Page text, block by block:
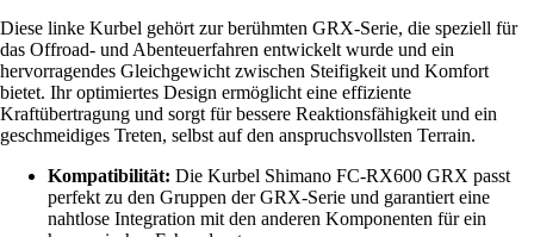
Diese linke Kurbel gehört zur berühmten GRX-Serie, die speziell für
das Offroad- und Abenteuerfahren entwickelt wurde und ein
hervorragendes Gleichgewicht zwischen Steifigkeit und Komfort
bietet. Ihr optimiertes Design ermöglicht eine effiziente
Kraftübertragung und sorgt für bessere Reaktionsfähigkeit und ein
geschmeidiges Treten, selbst auf den anspruchsvollsten Terrain.
Kompatibilität: Die Kurbel Shimano FC-RX600 GRX passt
perfekt zu den Gruppen der GRX-Serie und garantiert eine
nahtlose Integration mit den anderen Komponenten für ein